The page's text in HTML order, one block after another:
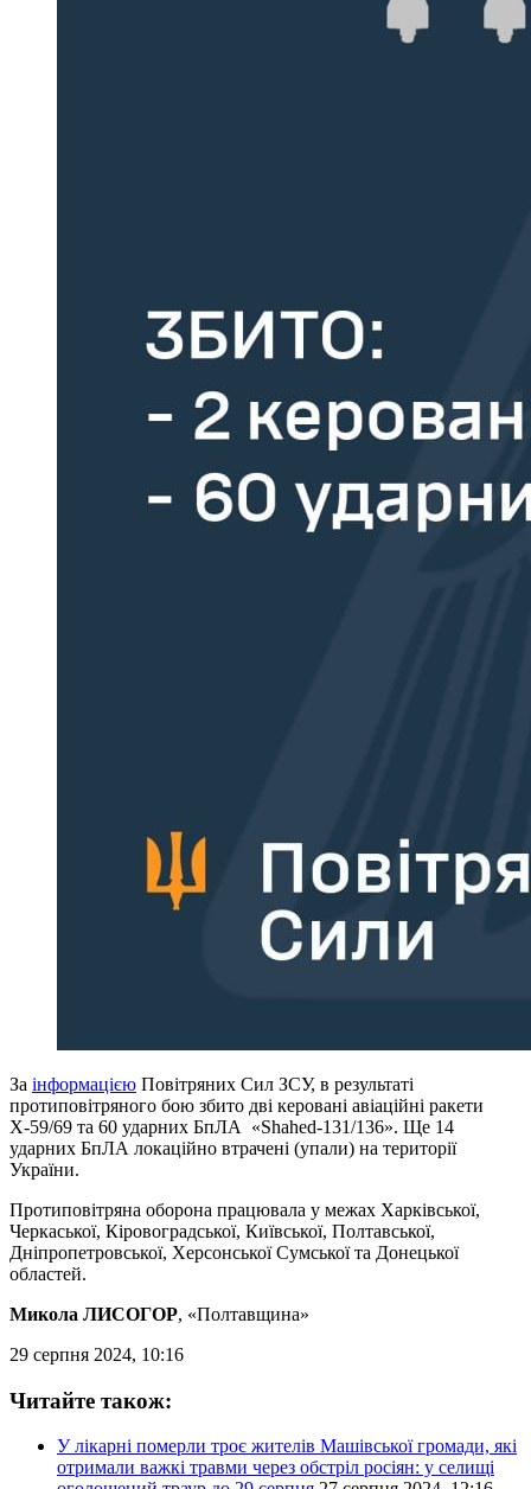
За інформацією Повітряних Сил ЗСУ, в результаті
протиповітряного бою збито дві керовані авіаційні ракети
Х-59/69 та 60 ударних БпЛА «Shahed-131/136». Ще 14
ударних БпЛА локаційно втрачені (упали) на території
України.
Протиповітряна оборона працювала у межах Харківської,
Черкаської, Кіровоградської, Київської, Полтавської,
Дніпропетровської, Херсонської Сумської та Донецької
областей.
Микола ЛИСОГОР, «Полтавщина»
29 серпня 2024, 10:16
Читайте також:
У лікарні померли троє жителів Машівської громади, які
отримали важкі травми через обстріл росіян: у селищі